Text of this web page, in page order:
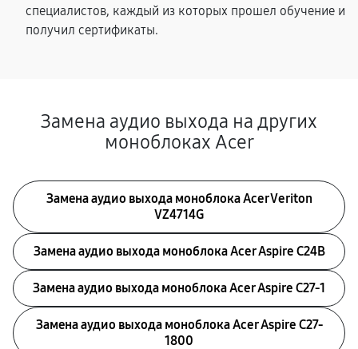
специалистов, каждый из которых прошел обучение и
получил сертификаты.
Замена аудио выхода на других
моноблоках Acer
Замена аудио выхода моноблока Acer Veriton
VZ4714G
Замена аудио выхода моноблока Acer Aspire C24B
Замена аудио выхода моноблока Acer Aspire C27-1
Замена аудио выхода моноблока Acer Aspire C27-
1800